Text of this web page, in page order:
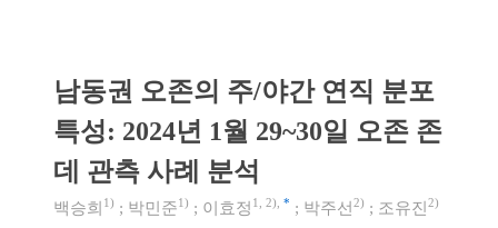
남동권 오존의 주/야간 연직 분포
특성: 2024년 1월 29~30일 오존 존
데 관측 사례 분석
백승희 1) ; 박민준1) ; 이효정 1 2) * ; 박주선 2) ; 조유진 2)